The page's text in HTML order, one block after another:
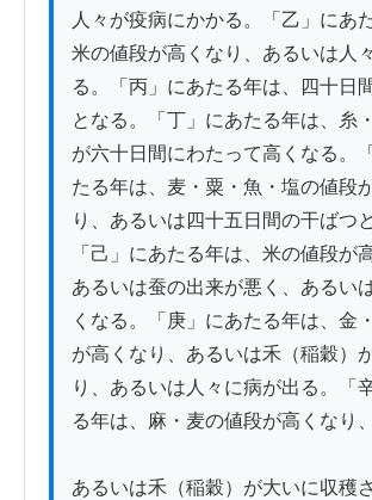
人々が疫病にかかる。「乙」にあ
米の値段が高くなり、あるいは人
る。「丙」にあたる年は、四十日
となる。「丁」にあたる年は、糸
が六十日間にわたって高くなる。
たる年は、麦・粟・魚・塩の値段
り、あるいは四十五日間の干ばつ
「己」にあたる年は、米の値段が
あるいは蚕の出来が悪く、あるい
くなる。「庚」にあたる年は、金
が高くなり、あるいは禾（稲穀）
り、あるいは人々に病が出る。「
る年は、麻・麦の値段が高くなり、
あるいは禾（稲穀）が大いに収穫